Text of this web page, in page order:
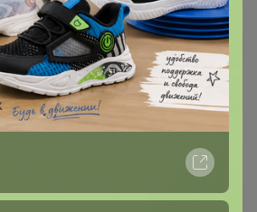
Автор уже получил заказ!
для выпечки!
Автор уже получил заказ!